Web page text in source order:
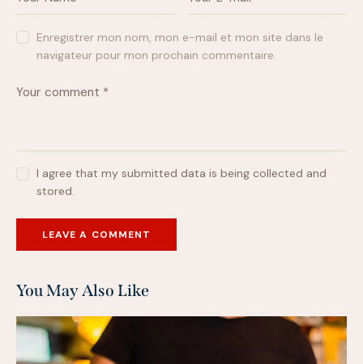
Enregistrer mon nom, mon e-mail et mon site dans le
navigateur pour mon prochain commentaire.
I agree that my submitted data is being collected and
stored.
You May Also Like